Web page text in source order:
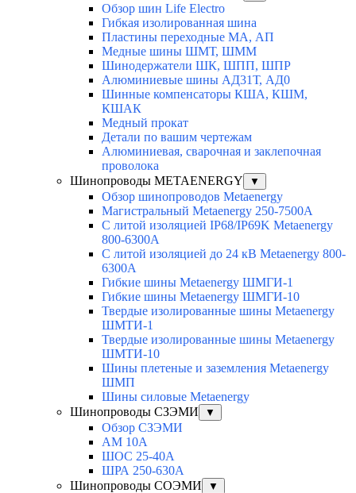
Обзор шин Life Electro
Гибкая изолированная шина
Пластины переходные МА, АП
Медные шины ШМТ, ШММ
Шинодержатели ШК, ШПП, ШПР
Алюминиевые шины АД31Т, АД0
Шинные компенсаторы КША, КШМ,
КШАК
Медный прокат
Детали по вашим чертежам
Алюминиевая, cварочная и заклепочная
проволока
Шинопроводы METAENERGY
▼
Обзор шинопроводов Metaenergy
Магистральный Metaenergy 250-7500A
С литой изоляцией IP68/IP69K Metaenergy
800-6300A
С литой изоляцией до 24 кВ Metaenergy 800-
6300A
Гибкие шины Metaenergy ШМГИ-1
Гибкие шины Metaenergy ШМГИ-10
Твердые изолированные шины Metaenergy
ШМТИ-1
Твердые изолированные шины Metaenergy
ШМТИ-10
Шины плетеные и заземления Metaenergy
ШМП
Шины силовые Metaenergy
Шинопроводы СЗЭМИ
▼
Обзор СЗЭМИ
АМ 10А
ШОС 25-40А
ШРА 250-630А
Шинопроводы СОЭМИ
▼